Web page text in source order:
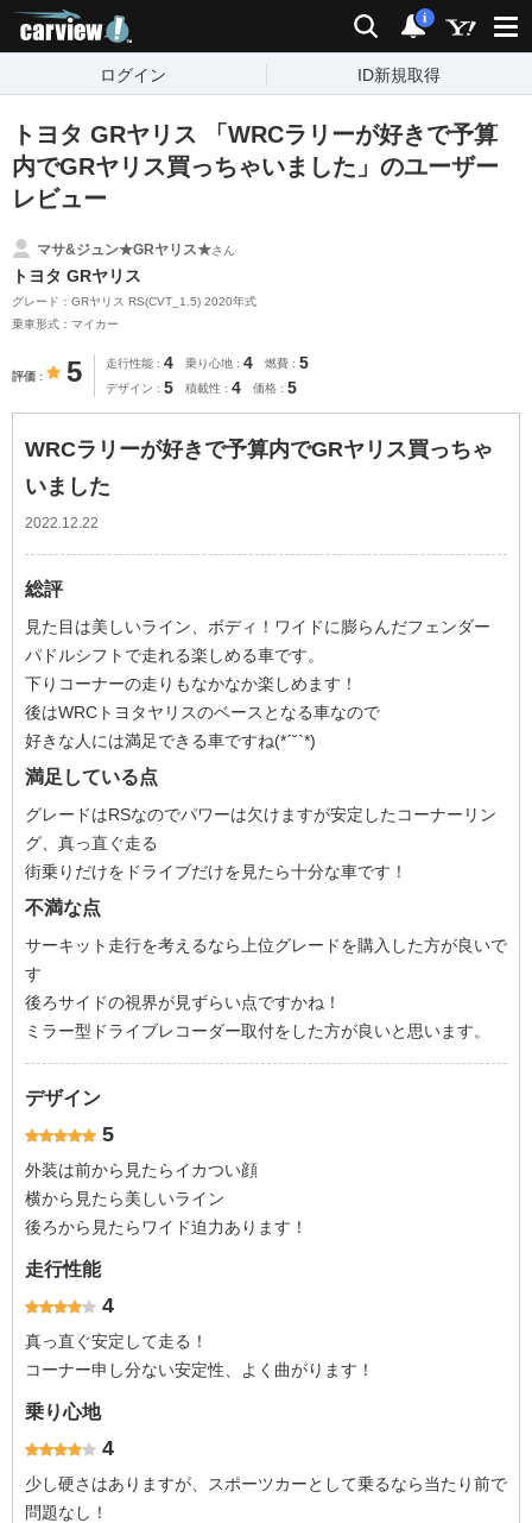
検索 通知
i
ログイン ID新規取得
トヨタ GRヤリス 「WRCラリーが好きで予算
内でGRヤリス買っちゃいました」のユーザー
レビュー
マサ&ジュン★GRヤリス★さん
トヨタ GRヤリス
グレード：GRヤリス RS(CVT_1.5) 2020年式
乗車形式：マイカー
評価 5 走行性能 4 乗り心地 4 燃費 5
デザイン 5 積載性 4 価格 5
WRCラリーが好きで予算内でGRヤリス買っちゃ
いました
2022.12.22
総評
見た目は美しいライン、ボディ！ワイドに膨らんだフェンダー
パドルシフトで走れる楽しめる車です。
下りコーナーの走りもなかなか楽しめます！
後はWRCトヨタヤリスのベースとなる車なので
好きな人には満足できる車ですね(*ˊ˘ˋ*)
満足している点
グレードはRSなのでパワーは欠けますが安定したコーナーリン
グ、真っ直ぐ走る
街乗りだけをドライブだけを見たら十分な車です！
不満な点
サーキット走行を考えるなら上位グレードを購入した方が良いで
す
後ろサイドの視界が見ずらい点ですかね！
ミラー型ドライブレコーダー取付をした方が良いと思います。
デザイン
5
外装は前から見たらイカつい顔
横から見たら美しいライン
後ろから見たらワイド迫力あります！
走行性能
4
真っ直ぐ安定して走る！
コーナー申し分ない安定性、よく曲がります！
乗り心地
4
少し硬さはありますが、スポーツカーとして乗るなら当たり前で
問題なし！